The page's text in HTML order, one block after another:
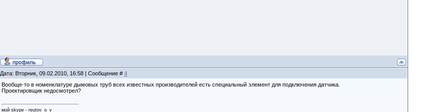
Дата: Вторник, 09.02.2010, 16:58 | Сообщение # 4
Вообще-то в номенклатуре дымовых труб всех известных производителей есть специальный элемент для подключения датчика.
Проектировщик недосмотрел?
мой skype - reutov_o_v